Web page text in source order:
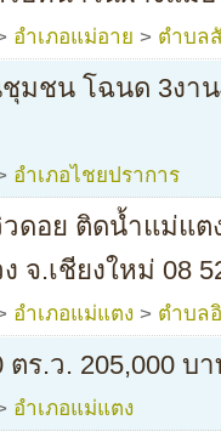
อำเภอแม่อาย > ตำบล
มชน โฉนด 3งาน
อำเภอไชยปราการ
ดอย ติดน้ำแม่แต
จ.เชียงใหม่ 08
อำเภอแม่แตง > ตำบล
ร.ว. 205,000 บ
อำเภอแม่แตง